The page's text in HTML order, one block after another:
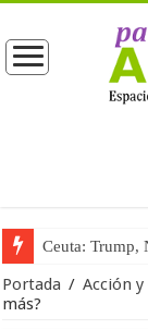
Ceuta: Trump,
La
Portada / Acción
más?